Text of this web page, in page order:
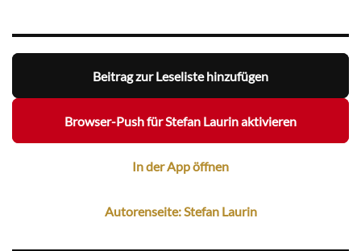
Beitrag zur Leseliste hinzufügen
Browser-Push für Stefan Laurin aktivieren
In der App öffnen
Autorenseite: Stefan Laurin